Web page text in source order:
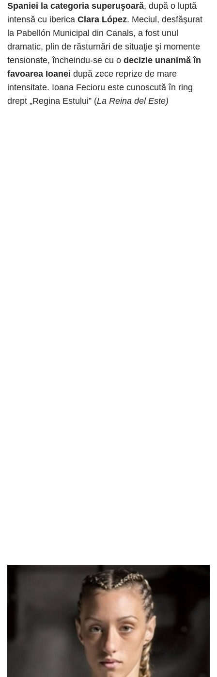
Spaniei la categoria superuşoară, după o luptă
intensă cu iberica Clara López. Meciul, desfăşurat
la Pabellón Municipal din Canals, a fost unul
dramatic, plin de răsturnări de situaţie şi momente
tensionate, încheindu-se cu o decizie unanimă în
favoarea Ioanei după zece reprize de mare
intensitate. Ioana Fecioru este cunoscută în ring
drept „Regina Estului” (La Reina del Este)